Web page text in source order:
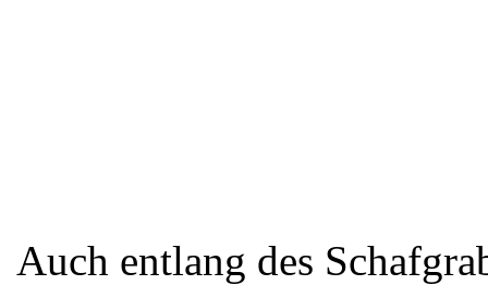
Auch entlang des